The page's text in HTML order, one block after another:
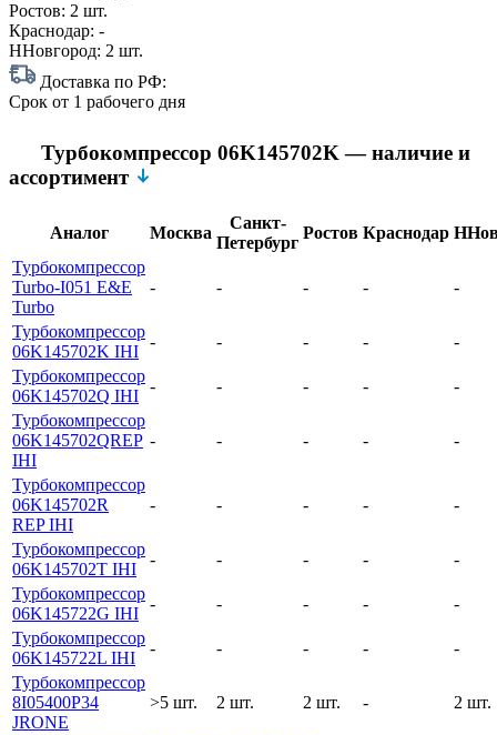
Ростов: 2 шт.
Краснодар: -
ННовгород: 2 шт.
Доставка по РФ:
Срок от 1 рабочего дня
Турбокомпрессор 06K145702K — наличие и
ассортимент
Аналог Москва
Санкт-
Петербург
Ростов Краснодар
Турбокомпрессор
Turbo-I051 E&E
Turbo
- - - - -
Турбокомпрессор
06K145702K IHI
- - - -
-
Турбокомпрессор
06K145702Q IHI
- - - -
-
Турбокомпрессор
06K145702QREP
IHI
- - - - -
Турбокомпрессор
06K145702R
REP IHI
- - - - -
Турбокомпрессор
06K145702T IHI
- - - -
-
Турбокомпрессор
06K145722G IHI
- - - -
-
Турбокомпрессор
06K145722L IHI
- - - -
-
Турбокомпрессор
8I05400P34
JRONE
>5 шт. 2 шт. 2 шт. - 2 шт.